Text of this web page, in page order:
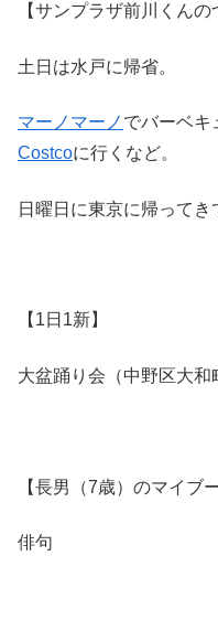
【サンプラザ前川くんの
土日は水戸に帰省。
マーノマーノ でバーベキ
Costcoに行くなど。
日曜日に東京に帰ってき
【1日1新】
大盆踊り会（中野区大和
【長男（7歳）のマイブ
俳句